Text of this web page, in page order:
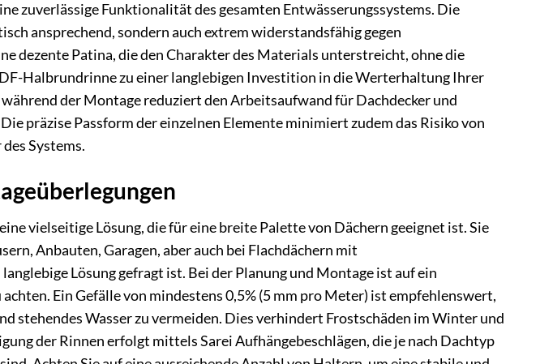
zuverlässige Funktionalität des gesamten Entwässerungssystems. Die
ansprechend, sondern auch extrem widerstandsfähig gegen
dezente Patina, die den Charakter des Materials unterstreicht, ohne die
Halbrundrinne zu einer langlebigen Investition in die Werterhaltung Ihrer
der Montage reduziert den Arbeitsaufwand für Dachdecker und
präzise Passform der einzelnen Elemente minimiert zudem das Risiko von
Systems.
vielseitige Lösung, die für eine breite Palette von Dächern geeignet ist. Sie
Anbauten, Garagen, aber auch bei Flachdächern mit
Lösung gefragt ist. Bei der Planung und Montage ist auf ein
Ein Gefälle von mindestens 0,5% (5 mm pro Meter) ist empfehlenswert,
stehendes Wasser zu vermeiden. Dies verhindert Frostschäden im Winter und
der Rinnen erfolgt mittels Sarei Aufhängebeschlägen, die je nach Dachtyp